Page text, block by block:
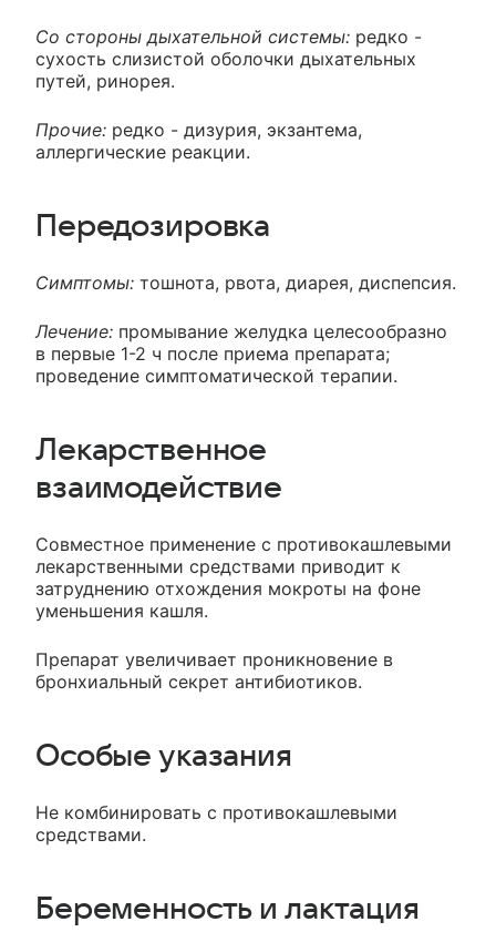
Со стороны дыхательной системы: редко -
сухость слизистой оболочки дыхательных
путей, ринорея.
Прочие: редко - дизурия, экзантема,
аллергические реакции.
Передозировка
Симптомы: тошнота, рвота, диарея, диспепсия.
Лечение: промывание желудка целесообразно
в первые 1-2 ч после приема препарата;
проведение симптоматической терапии.
Лекарственное
взаимодействие
Совместное применение с противокашлевыми
лекарственными средствами приводит к
затруднению отхождения мокроты на фоне
уменьшения кашля.
Препарат увеличивает проникновение в
бронхиальный секрет антибиотиков.
Особые указания
Не комбинировать с противокашлевыми
средствами.
Беременность и лактация